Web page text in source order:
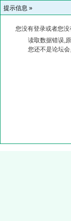
提示信息 »
您没有登录或者您
读取数据错误,
您还不是论坛